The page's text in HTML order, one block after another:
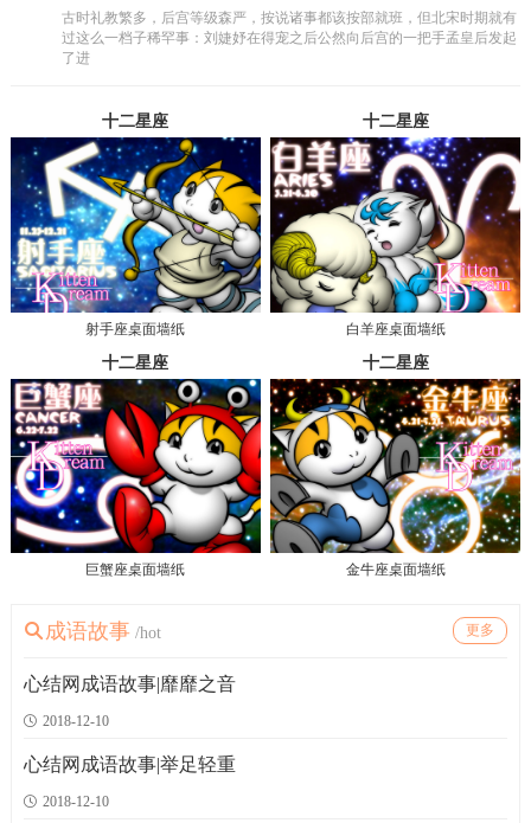
古时礼教繁多，后宫等级森严，按说诸事都该按部就班，但北宋时期就有
过这么一档子稀罕事：刘婕妤在得宠之后公然向后宫的一把手孟皇后发起
了进
十二星座
射手座桌面墙纸
十二星座
白羊座桌面墙纸
十二星座
巨蟹座桌面墙纸
十二星座
金牛座桌面墙纸
成语故事/hot 更多
心结网成语故事|靡靡之音
2018-12-10
心结网成语故事|举足轻重
2018-12-10